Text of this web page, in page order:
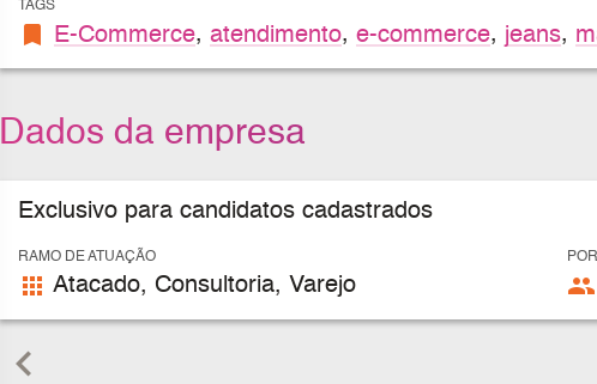
TAGS
bookmark E-Commerce, atendimento, e-commerce, jeans,
Dados da empresa
Exclusivo para candidatos cadastrados
RAMO DE ATUAÇÃO
apps Atacado, Consultoria, Varejo people
keyboard_arrow_left